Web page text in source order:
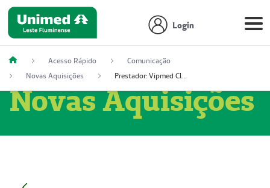
Login
Acesso Rápido
Comunicação
Novas Aquisições
Prestador: Vipmed Clínica Geral Ltda, 51004349-0 (Nome Fantasia: Policlínica Master)
Novas Aquisições